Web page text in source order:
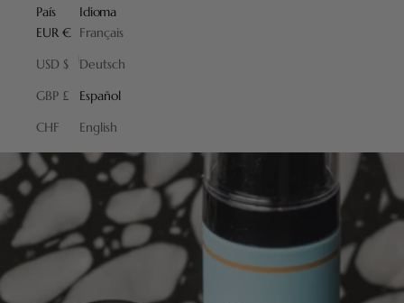
País
EUR €
USD $
GBP £
CHF
Idioma
Français
Deutsch
Español
English